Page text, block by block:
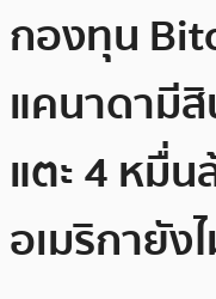
กองทุน
แคนาดามี
แตะ 4 หมื่
อเมริกายัง